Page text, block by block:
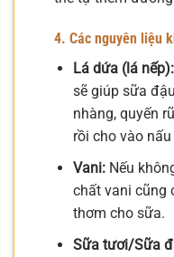
4. Các nguyên liệu
Lá dứa (lá nếp):
sẽ giúp sữa
nhàng, quyến
rồi cho vào
Vani:Nếu
chất vani cũng
thơm cho sữa.
Sữa tươi/Sữa